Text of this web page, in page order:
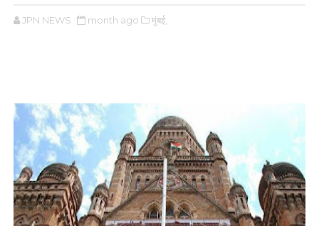
JPN NEWS month ago मुंबई,